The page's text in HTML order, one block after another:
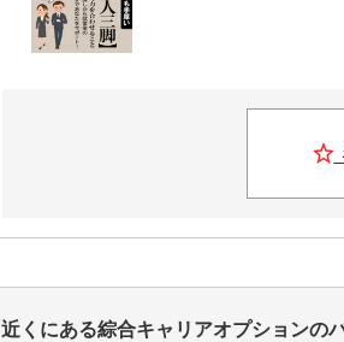
近くにある綜合キャリアオプションの